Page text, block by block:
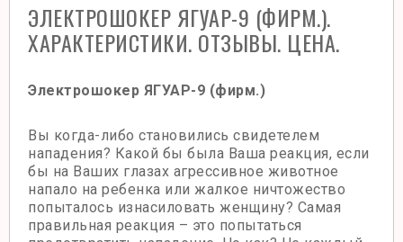
ЭЛЕКТРОШОКЕР ЯГУАР-9 (ФИРМ.).
ХАРАКТЕРИСТИКИ. ОТЗЫВЫ. ЦЕНА.
Электрошокер ЯГУАР-9 (фирм.)
Вы когда-либо становились свидетелем
нападения? Какой бы была Ваша реакция, если
бы на Ваших глазах агрессивное животное
напало на ребенка или жалкое ничтожество
попыталось изнасиловать женщину? Самая
правильная реакция – это попытаться